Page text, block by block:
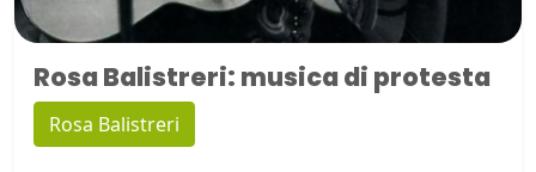
Rosa Balistreri: musica di protesta
Rosa Balistreri